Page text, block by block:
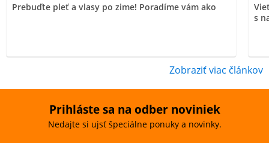
Prebuďte pleť a vlasy po zime! Poradíme vám ako
s
Zobraziť viac článkov
Prihláste sa na odber noviniek
Nedajte si ujsť špeciálne ponuky a novinky.